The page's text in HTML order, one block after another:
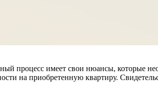
процесс имеет свои нюансы, которые
на приобретенную квартиру.